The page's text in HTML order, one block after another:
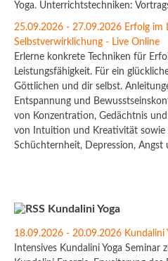
Yoga. Unterrichtstechniken:
25.09.2026 - 27.09.2026 Erfolg im
Selbstverwirklichung - Live Online
Erlerne konkrete Techniken für
Leistungsfähigkeit. Für ein
Göttlichen und dir selbst.
Entspannung und
von Konzentration, Gedächtnis
von Intuition und Kreativität sowie
Schüchternheit, Depression, Angst
Kundalini Yoga
18.09.2026 - 20.09.2026 Kundalini
Intensives Kundalini Yoga Seminar